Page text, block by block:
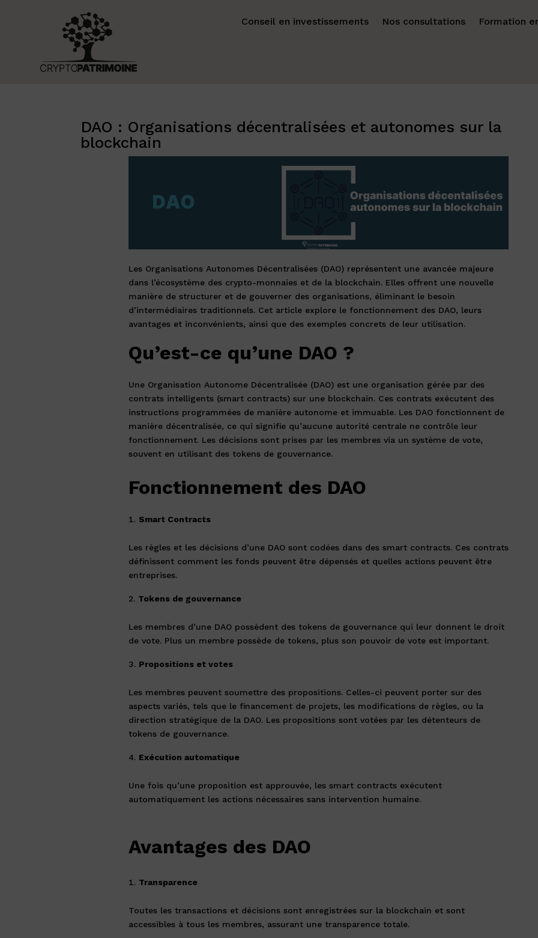
Conseil en investissements Nos consultations Formation
DAO : Organisations décentralisées et autonomes sur la
blockchain
Les Organisations Autonomes Décentralisées (DAO) représentent une avancée majeure
dans l’écosystème des crypto-monnaies et de la blockchain. Elles offrent une nouvelle
manière de structurer et de gouverner des organisations, éliminant le besoin
d’intermédiaires traditionnels. Cet article explore le fonctionnement des DAO, leurs
avantages et inconvénients, ainsi que des exemples concrets de leur utilisation.
Qu’est-ce qu’une DAO ?
Une Organisation Autonome Décentralisée (DAO) est une organisation gérée par des
contrats intelligents (smart contracts) sur une blockchain. Ces contrats exécutent des
instructions programmées de manière autonome et immuable. Les DAO fonctionnent de
manière décentralisée, ce qui signifie qu’aucune autorité centrale ne contrôle leur
fonctionnement. Les décisions sont prises par les membres via un système de vote,
souvent en utilisant des tokens de gouvernance.
Fonctionnement des DAO
Smart Contracts
Les règles et les décisions d’une DAO sont codées dans des smart contracts. Ces contrats
définissent comment les fonds peuvent être dépensés et quelles actions peuvent être
entreprises.
Tokens de gouvernance
Les membres d’une DAO possèdent des tokens de gouvernance qui leur donnent le droit
de vote. Plus un membre possède de tokens, plus son pouvoir de vote est important.
Propositions et votes
Les membres peuvent soumettre des propositions. Celles-ci peuvent porter sur des
aspects variés, tels que le financement de projets, les modifications de règles, ou la
direction stratégique de la DAO. Les propositions sont votées par les détenteurs de
tokens de gouvernance.
Exécution automatique
Une fois qu’une proposition est approuvée, les smart contracts exécutent
automatiquement les actions nécessaires sans intervention humaine.
Avantages des DAO
Transparence
Toutes les transactions et décisions sont enregistrées sur la blockchain et sont
accessibles à tous les membres, assurant une transparence totale.